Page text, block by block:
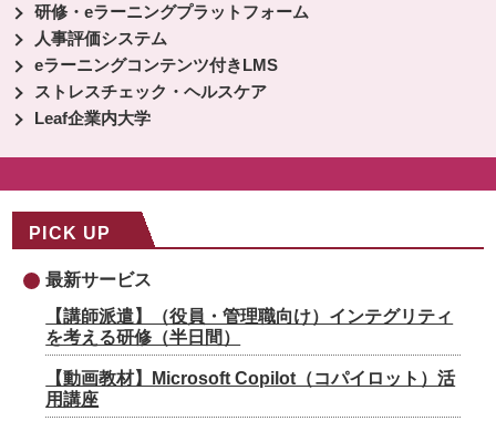
研修・eラーニングプラットフォーム
人事評価システム
eラーニングコンテンツ付きLMS
ストレスチェック・ヘルスケア
Leaf企業内大学
PICK UP
最新サービス
【講師派遣】（役員・管理職向け）インテグリティ
を考える研修（半日間）
【動画教材】Microsoft Copilot（コパイロット）活
用講座